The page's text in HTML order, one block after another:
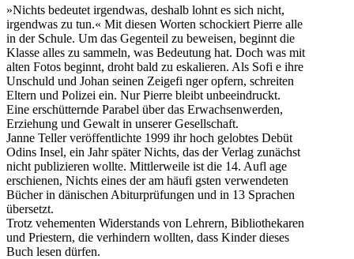
»Nichts bedeutet irgendwas, deshalb lohnt es sich nicht,
irgendwas zu tun.« Mit diesen Worten schockiert Pierre alle
in der Schule. Um das Gegenteil zu beweisen, beginnt die
Klasse alles zu sammeln, was Bedeutung hat. Doch was mit
alten Fotos beginnt, droht bald zu eskalieren. Als Sofi e ihre
Unschuld und Johan seinen Zeigefi nger opfern, schreiten
Eltern und Polizei ein. Nur Pierre bleibt unbeeindruckt.
Eine erschütternde Parabel über das Erwachsenwerden,
Erziehung und Gewalt in unserer Gesellschaft.
Janne Teller veröffentlichte 1999 ihr hoch gelobtes Debüt
Odins Insel, ein Jahr später Nichts, das der Verlag zunächst
nicht publizieren wollte. Mittlerweile ist die 14. Aufl age
erschienen, Nichts eines der am häufi gsten verwendeten
Bücher in dänischen Abiturprüfungen und in 13 Sprachen
übersetzt.
Trotz vehementen Widerstands von Lehrern, Bibliothekaren
und Priestern, die verhindern wollten, dass Kinder dieses
Buch lesen dürfen.